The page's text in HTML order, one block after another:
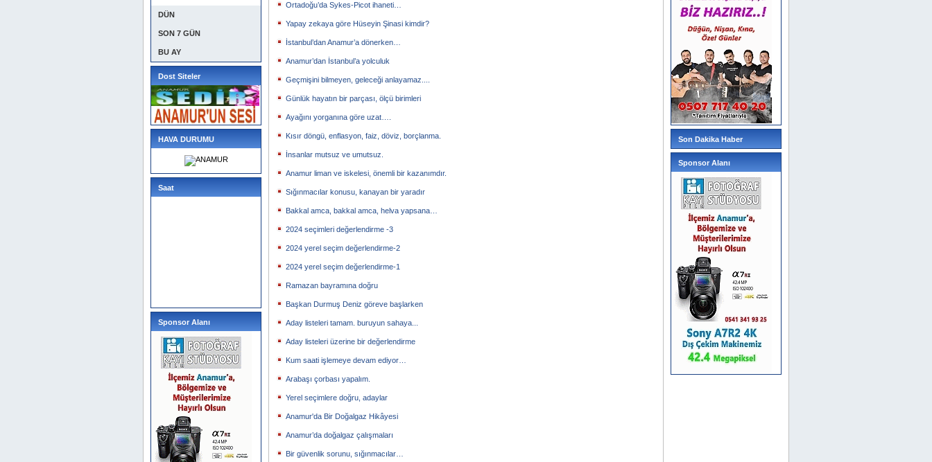
DÜN
SON 7 GÜN
BU AY
Dost Siteler
HAVA DURUMU
Saat
Sponsor Alanı
Ortadoğu’da Sykes-Picot ihaneti…
Yapay zekaya göre Hüseyin Şinasi kimdir?
İstanbul’dan Anamur’a dönerken…
Anamur’dan İstanbul’a yolculuk
Geçmişini bilmeyen, geleceği anlayamaz....
Günlük hayatın bir parçası, ölçü birimleri
Ayağını yorganına göre uzat….
Kısır döngü, enflasyon, faiz, döviz, borçlanma.
İnsanlar mutsuz ve umutsuz.
Anamur liman ve iskelesi, önemli bir kazanımdır.
Sığınmacılar konusu, kanayan bir yaradır
Bakkal amca, bakkal amca, helva yapsana…
2024 seçimleri değerlendirme -3
2024 yerel seçim değerlendirme-2
2024 yerel seçim değerlendirme-1
Ramazan bayramına doğru
Başkan Durmuş Deniz göreve başlarken
Aday listeleri tamam. buruyun sahaya...
Aday listeleri üzerine bir değerlendirme
Kum saati işlemeye devam ediyor…
Arabaşı çorbası yapalım.
Yerel seçimlere doğru, adaylar
Anamur'da Bir Doğalgaz Hikâyesi
Anamur’da doğalgaz çalışmaları
Bir güvenlik sorunu, sığınmacılar…
Son Dakika Haber
Sponsor Alanı